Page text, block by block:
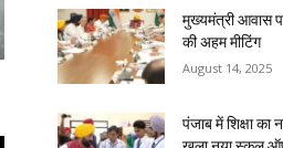
मुख्यमंत्री आवास
की अहम मीटिंग
August 14, 2025
पंजाब में शिक्षा